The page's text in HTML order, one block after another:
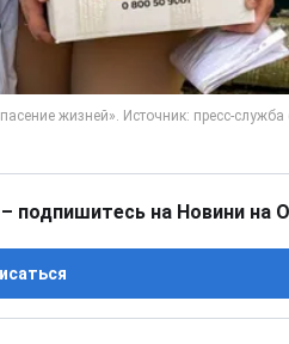
подпишитесь на Новини на